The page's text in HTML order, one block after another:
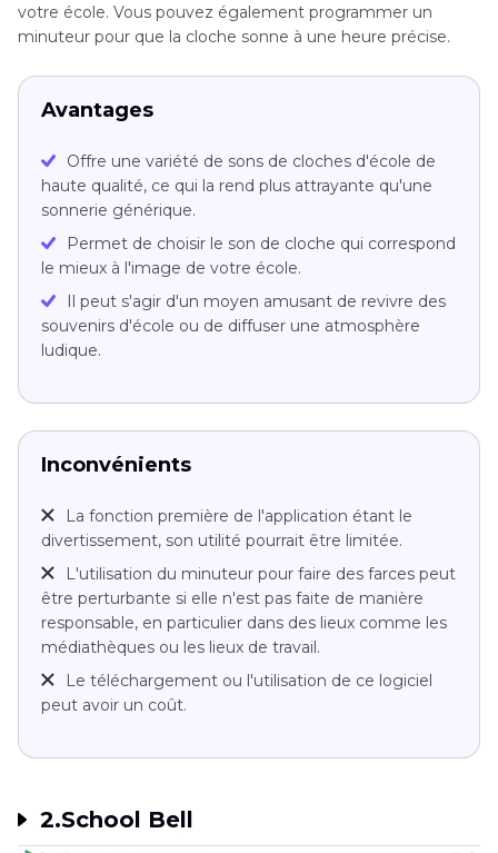
votre école. Vous pouvez également programmer un
minuteur pour que la cloche sonne à une heure précise.
Avantages
Offre une variété de sons de cloches d'école de
haute qualité, ce qui la rend plus attrayante qu'une
sonnerie générique.
Permet de choisir le son de cloche qui correspond
le mieux à l'image de votre école.
Il peut s'agir d'un moyen amusant de revivre des
souvenirs d'école ou de diffuser une atmosphère
ludique.
Inconvénients
La fonction première de l'application étant le
divertissement, son utilité pourrait être limitée.
L'utilisation du minuteur pour faire des farces peut
être perturbante si elle n'est pas faite de manière
responsable, en particulier dans des lieux comme les
médiathèques ou les lieux de travail.
Le téléchargement ou l'utilisation de ce logiciel
peut avoir un coût.
2.School Bell